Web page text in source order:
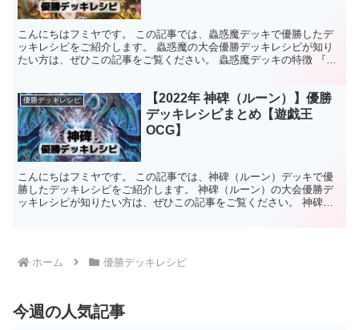
こんにちはフミヤです。 この記事では、蟲惑魔デッキで優勝したデ
ッキレシピをご紹介します。 蟲惑魔の大会優勝デッキレシピが知り
たい方は、ぜひこの記事をご覧ください。 蟲惑魔デッキの特徴 『蟲
優勝デッキレシピ
【2022年 神碑（ルーン）】優勝
デッキレシピまとめ【遊戯王
OCG】
こんにちはフミヤです。 この記事では、神碑（ルーン）デッキで優
勝したデッキレシピをご紹介します。 神碑（ルーン）の大会優勝デ
ッキレシピが知りたい方は、ぜひこの記事をご覧ください。 神碑
ホーム 優勝デッキレシピ
今週の人気記事